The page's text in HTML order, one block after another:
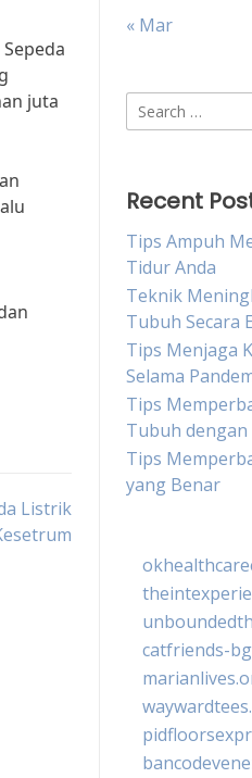
juta
Listrik
« Mar
Search
for:
Recent
Tips Ampuh
Tidur Anda
Teknik
Tubuh Secara
Tips Menjaga
Selama
Tips
Tubuh dengan
Tips
yang Benar
catfriends-